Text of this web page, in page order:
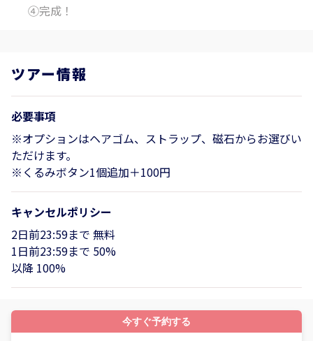
④完成！
ツアー情報
必要事項
※オプションはヘアゴム、ストラップ、磁石からお選びい
ただけます。
※くるみボタン1個追加＋100円
キャンセルポリシー
2日前23:59まで 無料
1日前23:59まで 50%
以降 100%
今すぐ予約する